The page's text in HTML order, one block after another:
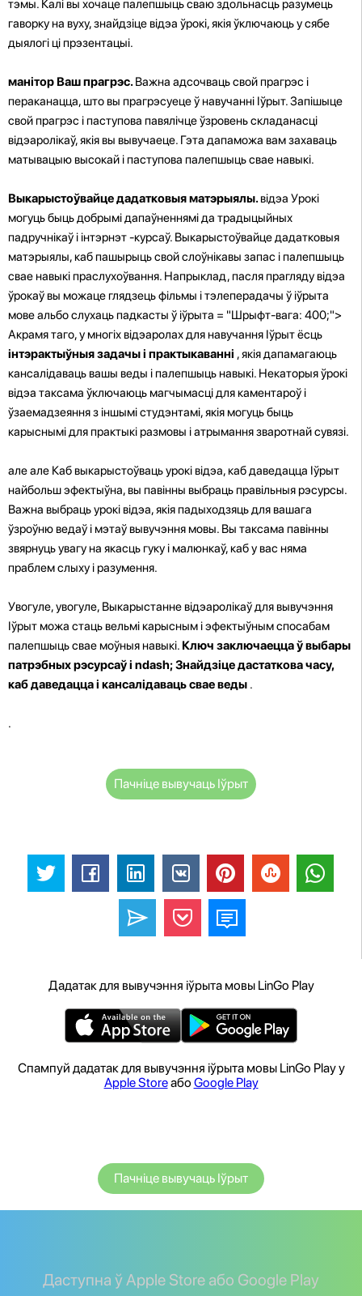
тэмы. Калі вы хочаце палепшыць сваю здольнасць разумець
гаворку на вуху, знайдзіце відэа ўрокі, якія ўключаюць у сябе
дыялогі ці прэзентацыі.
манітор Ваш прагрэс.Важна адсочваць свой прагрэс і
пераканацца, што вы прагрэсуеце ў навучанні Іўрыт. Запішыце
свой прагрэс і паступова павялічце ўзровень складанасці
відэаролікаў, якія вы вывучаеце. Гэта дапаможа вам захаваць
матывацыю высокай і паступова палепшыць свае навыкі.
Выкарыстоўвайце дадатковыя матэрыялы.відэа Урокі
могуць быць добрымі дапаўненнямі да традыцыйных
падручнікаў і інтэрнэт -курсаў. Выкарыстоўвайце дадатковыя
матэрыялы, каб пашырыць свой слоўнікавы запас і палепшыць
свае навыкі праслухоўвання. Напрыклад, пасля прагляду відэа
ўрокаў вы можаце глядзець фільмы і тэлеперадачы ў іўрыта
мове альбо слухаць падкасты ў іўрыта = "Шрыфт-вага: 400;">
Акрамя таго, у многіх відэаролах для навучання Іўрыт ёсць
інтэрактыўныя задачы і практыкаванні , якія дапамагаюць
кансалідаваць вашы веды і палепшыць навыкі. Некаторыя ўрокі
відэа таксама ўключаюць магчымасці для каментароў і
ўзаемадзеяння з іншымі студэнтамі, якія могуць быць
карыснымі для практыкі размовы і атрымання зваротнай сувязі.
але але Каб выкарыстоўваць урокі відэа, каб даведацца Іўрыт
найбольш эфектыўна, вы павінны выбраць правільныя рэсурсы.
Важна выбраць урокі відэа, якія падыходзяць для вашага
ўзроўню ведаў і мэтаў вывучэння мовы. Вы таксама павінны
звярнуць увагу на якасць гуку і малюнкаў, каб у вас няма
праблем слыху і разумення.
Увогуле, увогуле, Выкарыстанне відэаролікаў для вывучэння
Іўрыт можа стаць вельмі карысным і эфектыўным спосабам
палепшыць свае моўныя навыкі. Ключ заключаецца ў выбары
патрэбных рэсурсаў і ndash; Знайдзіце дастаткова часу,
каб даведацца і кансалідаваць свае веды .
.
Пачніце вывучаць Іўрыт
Дадатак для вывучэння іўрыта мовы LinGo Play
Спампуй дадатак для вывучэння іўрыта мовы LinGo Play у
Apple Storeабо Google Play
Пачніце вывучаць Іўрыт
Даступна ў Apple Store або Google Play